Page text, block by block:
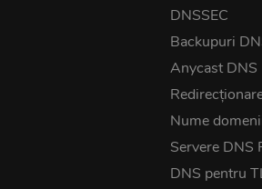
DNSSEC
Backupuri
Anycast DNS
Nume
Servere DNS
DNS pentru